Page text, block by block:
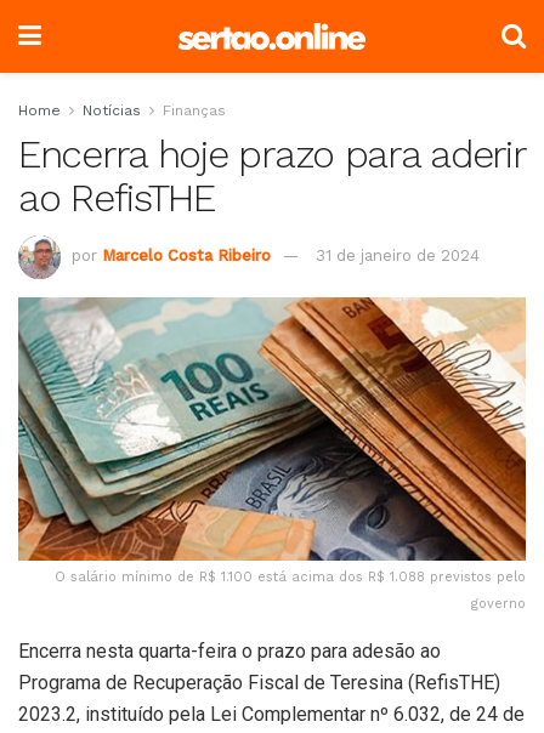
Home Notícias Finanças
Encerra hoje prazo para aderir
ao RefisTHE
por Marcelo Costa Ribeiro 31 de janeiro de 2024
O salário mínimo de R$ 1.100 está acima dos R$ 1.088 previstos pelo
governo
Encerra nesta quarta-feira o prazo para adesão ao
Programa de Recuperação Fiscal de Teresina (RefisTHE)
2023.2, instituído pela Lei Complementar nº 6.032, de 24 de